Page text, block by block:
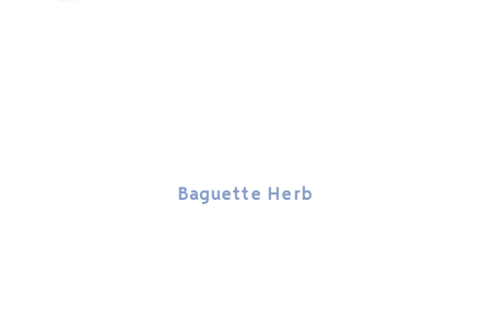
Baguette Herb